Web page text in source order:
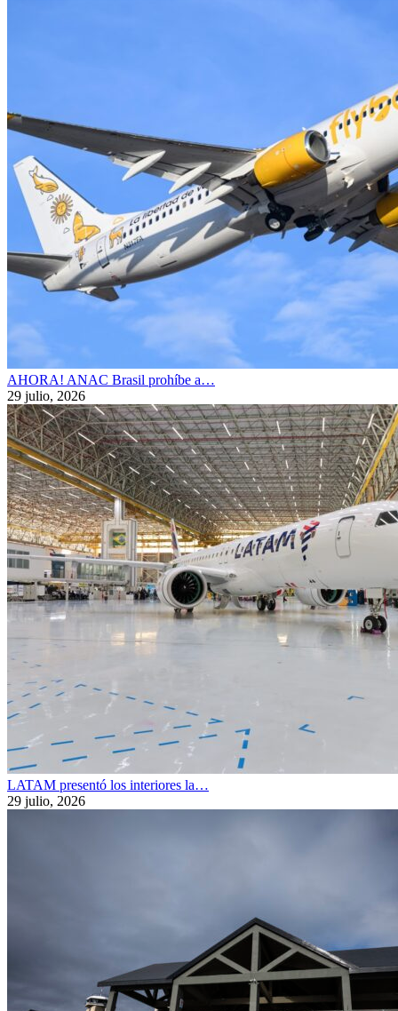
AHORA! ANAC Brasil prohíbe a…
29 julio, 2026
LATAM presentó los interiores la…
29 julio, 2026